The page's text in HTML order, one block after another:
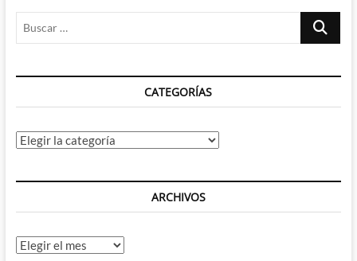
Buscar
CATEGORÍAS
Categorías
ARCHIVOS
Archivos